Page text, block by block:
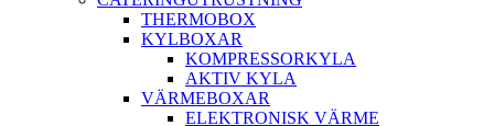
THERMOBOX
KYLBOXAR
KOMPRESSORKYLA
AKTIV KYLA
VÄRMEBOXAR
ELEKTRONISK VÄRME